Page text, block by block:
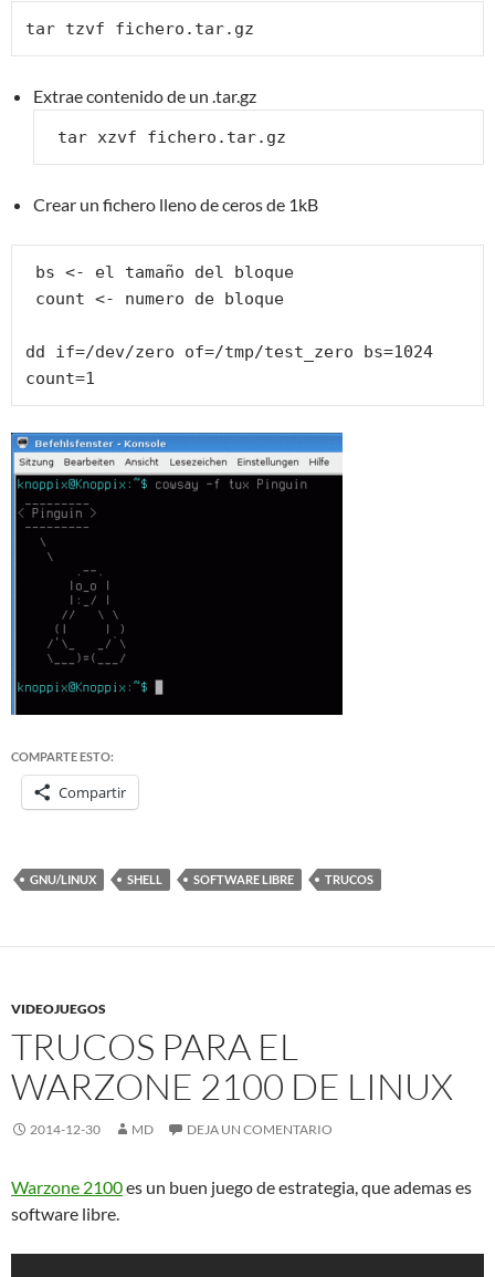
tar tzvf fichero.tar.gz
Extrae contenido de un .tar.gz
tar xzvf fichero.tar.gz
Crear un fichero lleno de ceros de 1kB
dd if=/dev/zero of=/tmp/test_zero bs=1024
count=1
COMPARTE ESTO:
Compartir
GNU/LINUX SHELL SOFTWARE LIBRE TRUCOS
VIDEOJUEGOS
TRUCOS PARA EL
WARZONE 2100 DE LINUX
2014-12-30 MD DEJA UN COMENTARIO
Warzone 2100es un buen juego de estrategia, que ademas es
software libre.